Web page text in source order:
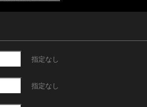
指定なし
指定なし